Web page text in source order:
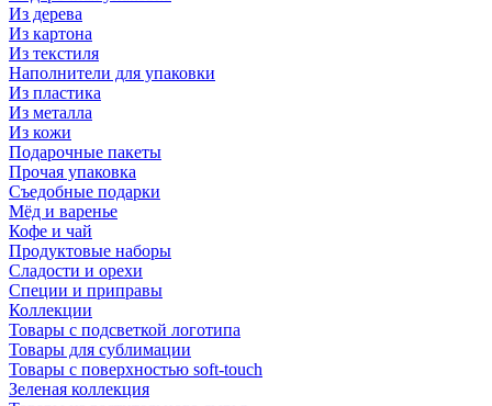
Из дерева
Из картона
Из текстиля
Наполнители для упаковки
Из пластика
Из металла
Из кожи
Подарочные пакеты
Прочая упаковка
Съедобные подарки
Мёд и варенье
Кофе и чай
Продуктовые наборы
Сладости и орехи
Специи и приправы
Коллекции
Товары с подсветкой логотипа
Товары для сублимации
Товары с поверхностью soft-touch
Зеленая коллекция